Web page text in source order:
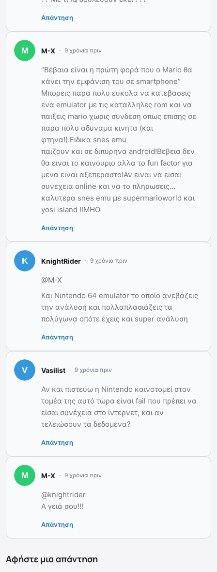
Απάντηση
M-X 9 χρόνια πριν
“Βέβαια είναι η πρώτη φορά που ο Mario θα
κάνει την εμφάνιση του σε smartphone”
Μπορεις παρα πολυ ευκολα να κατεβασεις
ενα emulator με τις καταλληλες rom και να
παιξεις mario χωρις συνδεση οπως επισης σε
παρα πολυ αδυναμα κινητα (και
φτηνα!).Ειδικα snes emu
παιζουν και σε διπυρηνα android!Βεβεια δεν
θα ειναι το καινουριο αλλα το fun factor για
μενα ειναι αξεπεραστο!Αν ειναι να εισαι
συνεχεια online και να το πληρωσεις…
καλυτερα snes emu με supermarioworld και
yosi island !ΙΜΗΟ
Απάντηση
KnightRider 9 χρόνια πριν
@M-X
Και Nintendo 64 emulator το οποίο ανεβάζεις
την ανάλυση και πολλαπλασιάζεις τα
πολύγωνα οπότε έχεις και super ανάλυση
Απάντηση
Vasilist 9 χρόνια πριν
Αν και πιστεύω η Nintendo καινοτομεί στον
τομέα της αυτό τώρα είναι fail που πρέπει να
είσαι συνέχεια στο ίντερνετ, και αν
τελειώσουν τα δεδομένα?
Απάντηση
M-X 9 χρόνια πριν
@knightrider
Α γειά σου!!!
Απάντηση
Αφήστε μια απάντηση